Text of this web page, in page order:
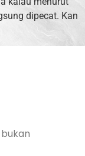
dipecat. Kan